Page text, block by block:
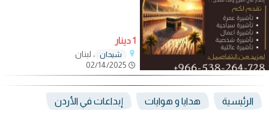
1 دينار
شيحان ، لبنان
الرئيسية هدايا و هوايات إبداعات في الأردن